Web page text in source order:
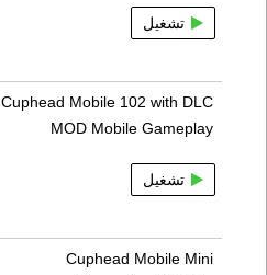
تشغيل
Cuphead Mobile 102 with DLC
MOD Mobile Gameplay
تشغيل
Cuphead Mobile Mini